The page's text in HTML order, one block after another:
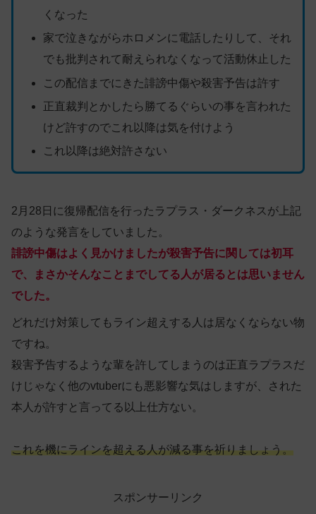
くなった
家で泣きながらホロメンに電話したりして、それ
でも批判されて耐えられなくなって活動休止した
この配信までにきた誹謗中傷や殺害予告は許す
正直裁判とかしたら勝てるぐらいの事を言われた
けど許すのでこれ以降は気を付けよう
これ以降は絶対許さない
2月28日に復帰配信を行ったラプラス・ダークネスが上記
のような発言をしていました。
誹謗中傷はよく見かけましたが殺害予告に関しては初耳
で、まさかそんなことまでしてる人が居るとは思いません
でした。
どれだけ対策してもライン超えする人は居なくならない物
ですね。
殺害予告するような輩を許してしまうのは正直ラプラスだ
けじゃなく他のvtuberにも悪影響な気はしますが、された
本人が許すと言ってる以上仕方ない。
これを機にラインを超える人が減る事を祈りましょう。
スポンサーリンク